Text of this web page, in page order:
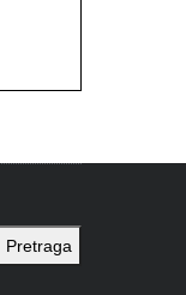
Pretraga